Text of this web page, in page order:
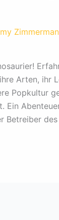
Arten, ihr
Popkultur
Ein
Betreiber